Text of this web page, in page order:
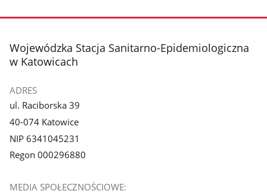
stopka
Wojewódzka Stacja Sanitarno-Epidemiologiczna
w Katowicach
ADRES
ul. Raciborska 39
40-074 Katowice
NIP 6341045231
Regon 000296880
MEDIA SPOŁECZNOŚCIOWE: